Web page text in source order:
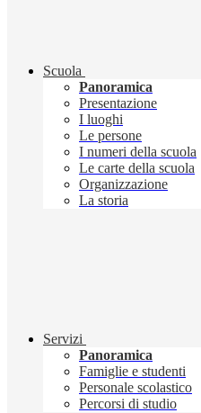
Scuola
Panoramica
Presentazione
I luoghi
Le persone
I numeri della scuola
Le carte della scuola
Organizzazione
La storia
Servizi
Panoramica
Famiglie e studenti
Personale scolastico
Percorsi di studio